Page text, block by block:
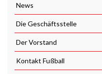
News
Die Geschäftsstelle
Der Vorstand
Kontakt Fußball